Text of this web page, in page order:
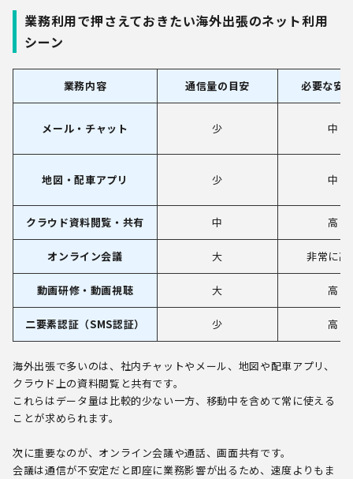
業務利用で押さえておきたい海外出張のネット利用
シーン
業務内容 通信量の目安 必要な安
メール・チャット 少 中
地図・配車アプリ 少 中
クラウド資料閲覧・共有 中 高
オンライン会議 大 非常に高
動画研修・動画視聴 大 高
二要素認証（SMS認証） 少 高
海外出張で多いのは、社内チャットやメール、地図や配車アプリ、
クラウド上の資料閲覧と共有です。
これらはデータ量は比較的少ない一方、移動中を含めて常に使える
ことが求められます。
次に重要なのが、オンライン会議や通話、画面共有です。
会議は通信が不安定だと即座に業務影響が出るため、速度よりもま